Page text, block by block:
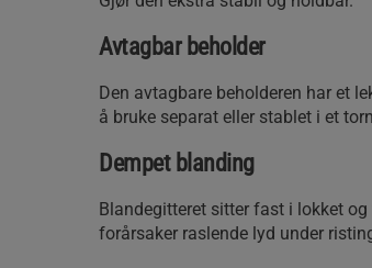
Avtagbar beholder
Den avtagbare beholderen har et
å bruke separat eller stablet i et
Dempet blanding
Blandegitteret sitter fast i lokket
forårsaker raslende lyd under